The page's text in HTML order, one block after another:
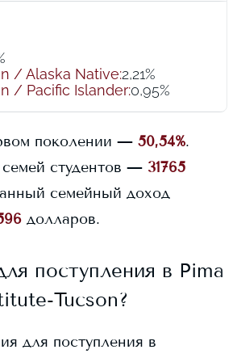
/ Alaska Native:2,21%
/ Pacific Islander:0,95%
поколении — 50,54%.
студентов — 31765
семейный доход
долларов.
поступления в Pima
Tucson?
для поступления в